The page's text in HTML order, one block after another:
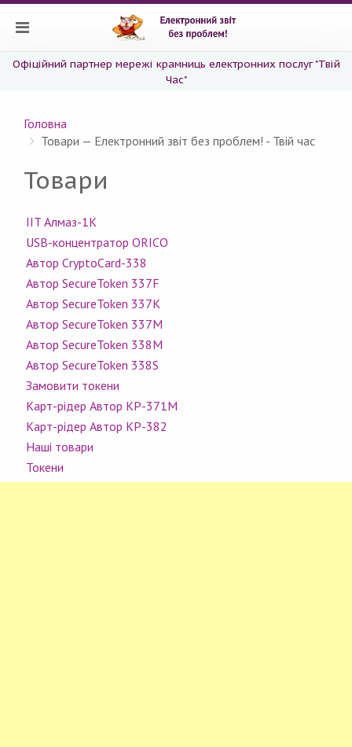
Офіційний партнер мережі крамниць електронних послуг "Твій
Час"
Головна
Товари — Електронний звіт без проблем! - Твій час
Товари
IIT Алмаз-1К
USB-концентратор ORICO
Автор CryptoCard-338
Автор SecureToken 337F
Автор SecureToken 337K
Автор SecureToken 337M
Автор SecureToken 338M
Автор SecureToken 338S
Замовити токени
Карт-рідер Автор КР-371M
Карт-рідер Автор КР-382
Наші товари
Токени